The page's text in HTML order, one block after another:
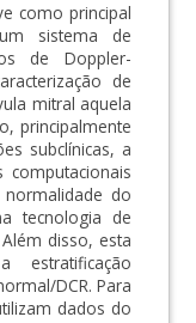
como principal
sistema de
de Doppler-
de
mitral aquela
principalmente
subclínicas, a
do
tecnologia de
disso, esta
DCR. Para
dados do